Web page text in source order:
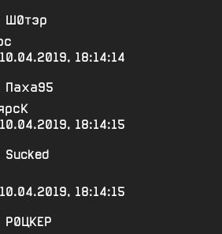
Ш0тэр
10.04.2019, 18:14:14
Паха95
10.04.2019, 18:14:15
Sucked
10.04.2019, 18:14:15
Р0ЦКЕР